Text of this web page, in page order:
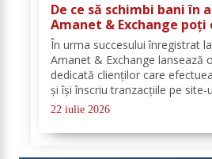
De ce să schimbi bani în
Amanet & Exchange poți
euro cash!
În urma succesului înregistrat
Amanet & Exchange lansează
dedicată clienților care
și își înscriu tranzacțiile pe site-
Operațiunile pot fi realizate în
22 iulie 2026